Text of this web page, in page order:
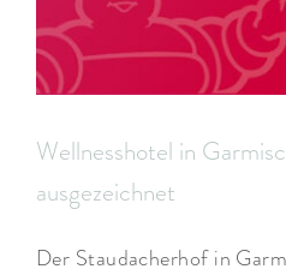
Wellnesshotel in
ausgezeichnet
Der Staudacherhof in